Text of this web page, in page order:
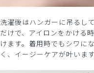
洗濯後はハンガーに吊るし
だけで、アイロンをかける
けます。着用時でもシワに
く、イージーケアが叶います